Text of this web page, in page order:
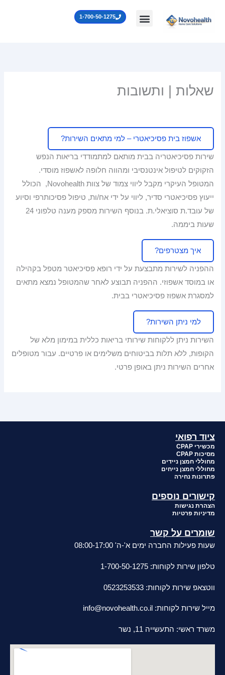
לתוכן
1-700-50-1275
שאלות | ותשובות
אשפוז בית פסיכיאטרי – למי מתאים השירות?
שירות פסיכיאטריה בבית מותאם למתמודדי בריאות הנפש
הזקוקים לטיפול אינטנסיבי ומהווה חלופה לאשפוז מוסדי.
המטופל העיקרי מקבל ליווי צמוד של צוות Novohealth, הכולל
ייעוץ פסיכיאטרי סדיר, ליווי על ידי אח/ות, טיפול פסיכותרפי וסיוע
של עובד.ת סוציאלי.ת. בנוסף השירות מספק מענה טלפוני 24
שעות ביממה.
איך מצטרפים?
ההפניה לשירות מתבצעת על ידי רופא פסיכיאטר מטפל בקהילה
או במוסד אשפוזי. ההפניה תבוצע לאחר שהמטופל נמצא מתאים
למסגרת אשפוז פסיכיאטרי בבית.
למי ניתן השירות?
השירות ניתן ללקוחות שירותי בריאות כללית במימון מלא של
הקופות, ללא תלות בביטוחים משלימים או פרטיים. עבור מטופלים
אחרים השירות ניתן באופן פרטי.
ציוד רפואי
מכשירי CPAP
מסיכות CPAP
מחוללי חמצן ניידים
מחוללי חמצן נייחים
פתרונות נחירה
קישורים נוספים
הצהרת נגישות
מדיניות פרטיות
שומרים על קשר
שעות פעילות החברה ימים א'-ה' 08:00-17:00
טלפון שירות לקוחות: 1-700-50-1275
ווטצאפ שירות לקוחות: 0523253533
מייל שירות לקוחות: info@novohealth.co.il
משרד ראשי: התעשייה 11, נשר
סניפי מכירות ושירות בפריסה ארצית